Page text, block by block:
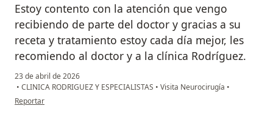
Estoy contento con la atención que vengo
recibiendo de parte del doctor y gracias a su
receta y tratamiento estoy cada día mejor, les
recomiendo al doctor y a la clínica Rodríguez.
23 de abril de 2026
• CLINICA RODRIGUEZ Y ESPECIALISTAS • Visita Neurocirugía •
en opinión del usuario Shupingahua Amaringo Eduardo
Reportar